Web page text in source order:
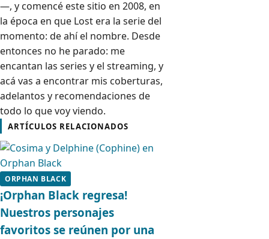
—, y comencé este sitio en 2008, en
la época en que Lost era la serie del
momento: de ahí el nombre. Desde
entonces no he parado: me
encantan las series y el streaming, y
acá vas a encontrar mis coberturas,
adelantos y recomendaciones de
todo lo que voy viendo.
ARTÍCULOS RELACIONADOS
ORPHAN BLACK
¡Orphan Black regresa!
Nuestros personajes
favoritos se reúnen por una